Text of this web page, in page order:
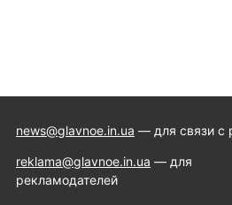
news@glavnoe.in.ua — для связи с
reklama@glavnoe.in.ua — для
рекламодателей